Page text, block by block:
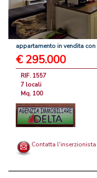
appartamento invendita con
€ 295.000
RIF. 1557
7 locali
Mq. 100
Contatta l'inserzionista